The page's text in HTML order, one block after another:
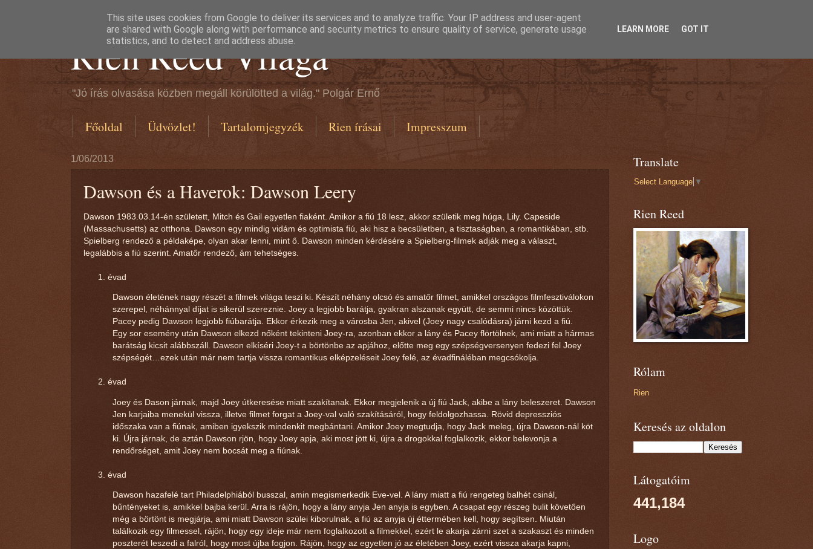
Rien Reed Világa
"Jó írás olvasása közben megáll körülötted a világ." Polgár Ernő
Főoldal Üdvözlet! Tartalomjegyzék Rien írásai Impresszum
1/06/2013
Dawson és a Haverok: Dawson Leery
Dawson 1983.03.14-én született, Mitch és Gail egyetlen fiaként. Amikor a fiú 18 lesz, akkor születik meg húga, Lily. Capeside
(Massachusetts) az otthona. Dawson egy mindig vidám és optimista fiú, aki hisz a becsületben, a tisztaságban, a romantikában, stb.
Spielberg rendező a példaképe, olyan akar lenni, mint ő. Dawson minden kérdésére a Spielberg-filmek adják meg a választ,
legalábbis a fiú szerint. Amatőr rendező, ám tehetséges.
évad
Dawson életének nagy részét a filmek világa teszi ki. Készít néhány olcsó és amatőr filmet, amikkel országos filmfesztiválokon
szerepel, néhánnyal díjat is sikerül szereznie. Joey a legjobb barátja, gyakran alszanak együtt, de semmi nincs közöttük.
Pacey pedig Dawson legjobb fiúbarátja. Ekkor érkezik meg a városba Jen, akivel (Joey nagy csalódásra) járni kezd a fiú.
Egy sor esemény után Dawson elkezd nőként tekinteni Joey-ra, azonban ekkor a lány és Pacey flörtölnek, ami miatt a hármas
barátság kicsit alábbszáll. Dawson elkíséri Joey-t a börtönbe az apjához, előtte meg egy szépségversenyen fedezi fel Joey
szépségét…ezek után már nem tartja vissza romantikus elképzeléseit Joey felé, az évadfináléban megcsókolja.
évad
Joey és Dason járnak, majd Joey útkeresése miatt szakítanak. Ekkor megjelenik a új fiú Jack, akibe a lány beleszeret. Dawson
Jen karjaiba menekül vissza, illetve filmet forgat a Joey-val való szakításáról, hogy feldolgozhassa. Rövid depressziós
időszaka van a fiúnak, amiben igyekszik mindenkit megbántani. Amikor Joey megtudja, hogy Jack meleg, újra Dawson-nál köt
ki. Újra járnak, de aztán Dawson rjön, hogy Joey apja, aki most jött ki, újra a drogokkal foglalkozik, ekkor belevonja a
rendőrséget, amit Joey nem bocsát meg a fiúnak.
évad
Dawson hazafelé tart Philadelphiából busszal, amin megismerkedik Eve-vel. A lány miatt a fiú rengeteg balhét csinál,
bűntényeket is, amikkel bajba kerül. Arra is rájön, hogy a lány anyja Jen anyja is egyben. A csapat egy részeg bulit követően
még a börtönt is megjárja, ami miatt Dawson szülei kiborulnak, a fiú az anyja új éttermében kell, hogy segítsen. Miután
találkozik egy filmessel, rájön, hogy egy ideje már nem foglalkozott a filmekkel, ezért le akarja zárni szet a szakaszt és minden
poszterét leszedi a falról, hogy most újba fogjon. Rájön, hogy az egyetlen jó az életében Joey, ezért vissza akarja kapni,
Translate
Select Language ▼
Rien Reed
Rólam
Rien
Keresés az oldalon
Látogatóim
441,184
Logo
This site uses cookies from Google to deliver its services and to analyze traffic. Your IP address and user-agent
are shared with Google along with performance and security metrics to ensure quality of service, generate usage
statistics, and to detect and address abuse.
LEARN MORE GOT IT